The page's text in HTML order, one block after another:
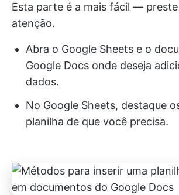
Esta parte é a mais fácil —
atenção.
Abra o Google Sheets e o
Google Docs onde deseja
dados.
No Google Sheets, destaque
planilha de que você precisa.